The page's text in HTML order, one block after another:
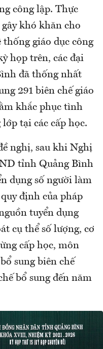
công lập. Thực
khó khăn cho
thống giáo dục công
họp trên, các đại
đã thống nhất
291 biên chế giáo
khắc phục tình
tại các cấp học.
nghị, sau khi Nghị
tỉnh Quảng Bình
dụng số người làm
định của pháp
tuyển dụng
cụ thể số lượng, cơ
cấp học, môn
sung biên chế
bổ sung đến năm